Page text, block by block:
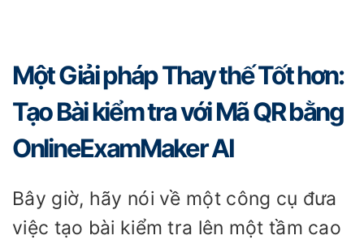
Một Giải pháp Thay thế Tốt hơn:
Tạo Bài kiểm tra với Mã QR bằng
OnlineExamMaker AI
Bây giờ, hãy nói về một công cụ đưa
việc tạo bài kiểm tra lên một tầm cao